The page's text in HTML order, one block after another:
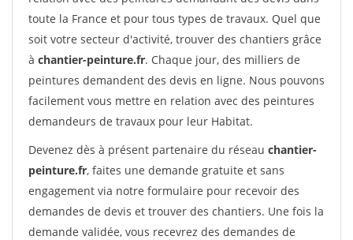
toute la France et pour tous types de travaux. Quel que
soit votre secteur d'activité, trouver des chantiers grâce
à chantier-peinture.fr. Chaque jour, des milliers de
peintures demandent des devis en ligne. Nous pouvons
facilement vous mettre en relation avec des peintures
demandeurs de travaux pour leur Habitat.
Devenez dès à présent partenaire du réseau chantier-
peinture.fr, faites une demande gratuite et sans
engagement via notre formulaire pour recevoir des
demandes de devis et trouver des chantiers. Une fois la
demande validée, vous recevrez des demandes de